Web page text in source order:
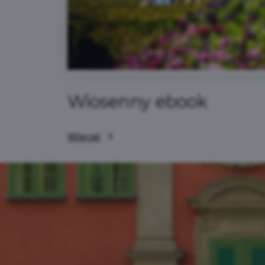
Wiosenny ebook
Więcej